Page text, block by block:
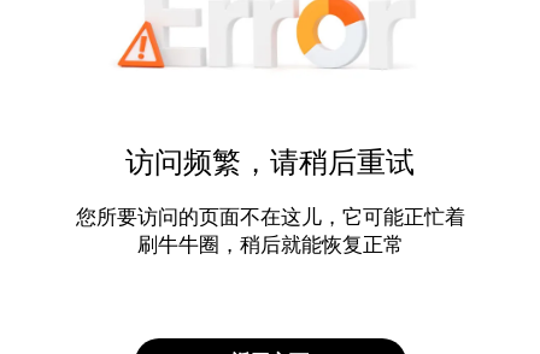
访问频繁，请稍后重试
您所要访问的页面不在这儿，它可能正忙着
刷牛牛圈，稍后就能恢复正常